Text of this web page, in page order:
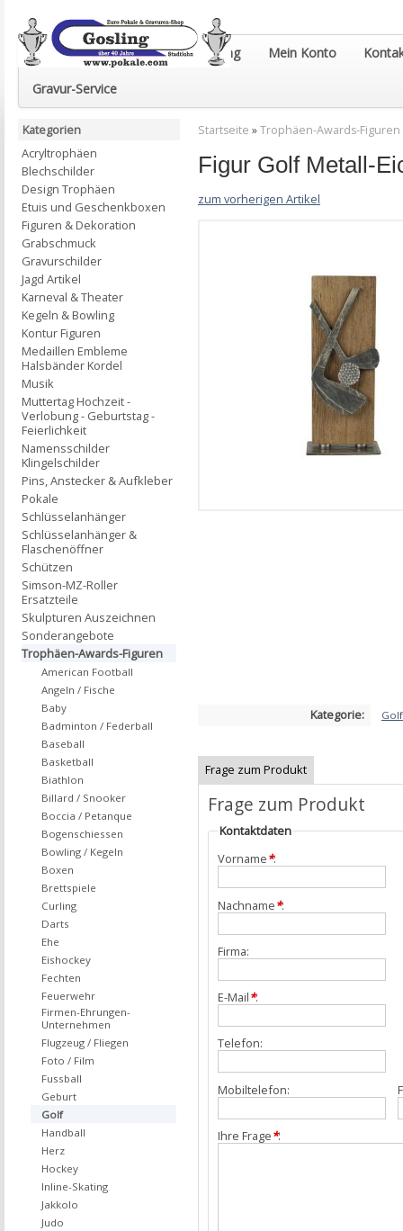
Euro-Pokale & Gravur-Shop Gosling Mein Konto
Gravur-Service
Startseite »Trophäen-Awards-Figuren
Figur Golf Metall-
zum vorherigen Artikel
Kategorie: Golf
Frage zum Produkt
Frage zum Produkt
Kontaktdaten
Vorname*:
Nachname*:
Firma:
E-Mail*:
Telefon:
Mobiltelefon:
Ihre Frage*:
Kategorien
Acryltrophäen
Blechschilder
Design Trophäen
Etuis und Geschenkboxen
Figuren & Dekoration
Grabschmuck
Gravurschilder
Jagd Artikel
Karneval & Theater
Kegeln & Bowling
Kontur Figuren
Medaillen Embleme
Halsbänder Kordel
Musik
Muttertag Hochzeit -
Verlobung - Geburtstag -
Feierlichkeit
Namensschilder
Klingelschilder
Pins, Anstecker & Aufkleber
Pokale
Schlüsselanhänger
Schlüsselanhänger &
Flaschenöffner
Schützen
Simson-MZ-Roller
Ersatzteile
Skulpturen Auszeichnen
Sonderangebote
Trophäen-Awards-Figuren
American Football
Angeln / Fische
Baby
Badminton / Federball
Baseball
Basketball
Biathlon
Billard / Snooker
Boccia / Petanque
Bogenschiessen
Bowling / Kegeln
Boxen
Brettspiele
Curling
Darts
Ehe
Eishockey
Fechten
Feuerwehr
Firmen-Ehrungen-
Unternehmen
Flugzeug / Fliegen
Foto / Film
Fussball
Geburt
Golf
Handball
Herz
Hockey
Inline-Skating
Jakkolo
Judo